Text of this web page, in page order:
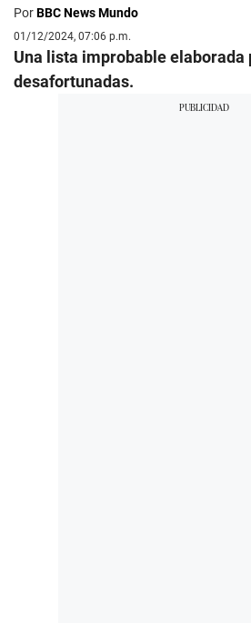
PorBBC News Mundo
01/12/2024, 07:06 p.m.
Una lista improbable
desafortunadas.